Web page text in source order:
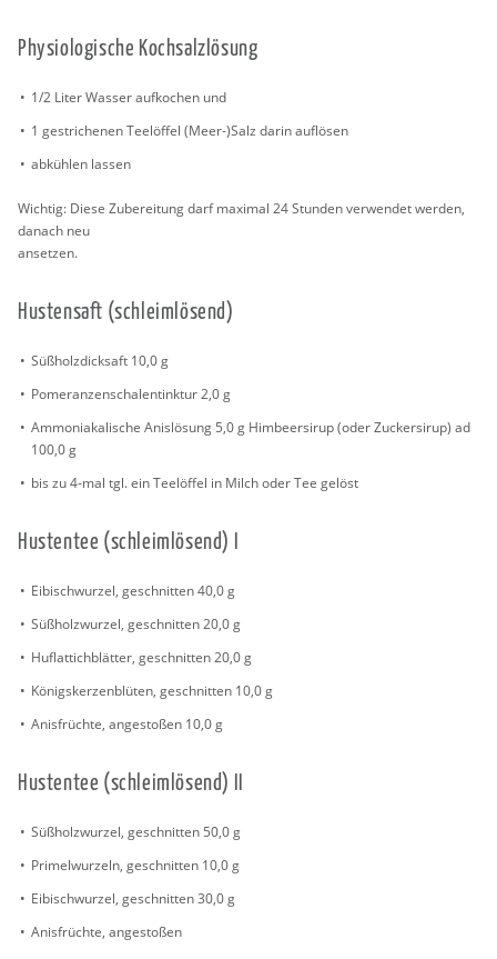
Phy­sio­lo­gi­sche Koch­salz­lö­sung
1/2 Liter Was­ser auf­ko­chen und
1 ge­stri­che­nen Tee­löf­fel (Meer-)Salz darin auf­lö­sen
ab­küh­len las­sen
Wich­tig: Diese Zu­be­rei­tung darf ma­xi­mal 24 Stun­den ver­wen­det wer­den,
da­nach neu
an­set­zen.
Hus­ten­saft (schleim­lö­send)
Sü­ßholz­dick­saft 10,0 g
Po­me­r­an­zen­scha­len­tink­tur 2,0 g
Am­mo­ni­aka­li­sche Anis­lö­sung 5,0 g Him­beer­si­rup (oder Zu­cker­si­rup) ad
100,0 g
bis zu 4-mal tgl. ein Tee­löf­fel in Milch oder Tee ge­löst
Hus­ten­tee (schleim­lö­send) I
Ei­bi­schwur­zel, ge­schnit­ten 40,0 g
Sü­ßholz­wur­zel, ge­schnit­ten 20,0 g
Huf­lat­tich­blät­ter, ge­schnit­ten 20,0 g
Kö­nigs­ker­zen­blü­ten, ge­schnit­ten 10,0 g
Anis­früch­te, an­ge­sto­ßen 10,0 g
Hus­ten­tee (schleim­lö­send) II
Sü­ßholz­wur­zel, ge­schnit­ten 50,0 g
Pri­mel­wur­zeln, ge­schnit­ten 10,0 g
Ei­bi­schwur­zel, ge­schnit­ten 30,0 g
Anis­früch­te, an­ge­sto­ßen